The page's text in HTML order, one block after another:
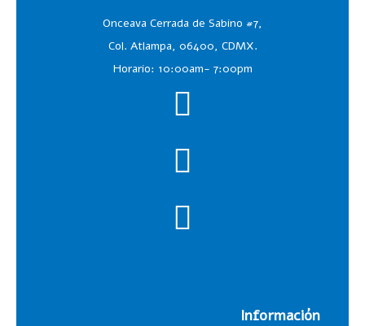
Onceava Cerrada de Sabino #7,
Col. Atlampa, 06400, CDMX.
Horario: 10:00am- 7:00pm
Información